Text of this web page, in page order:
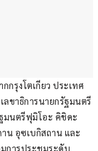
กรุงโตเกียว ประเทศ
ขาธิการนายกรัฐมนตรี
มนตรีฟุมิโอะ คิชิดะ
น อุซเบกิสถาน และ
มการประชุมระดับ